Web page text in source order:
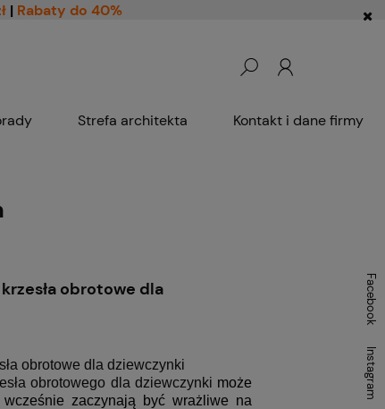
| Rabaty do 40%
Strefa architekta Kontakt i dane firmy
obrotowe dla
obrotowe dla dziewczynki
obrotowego dla dziewczynki może
wcześnie zaczynają być wrażliwe na
Facebook
Instagram